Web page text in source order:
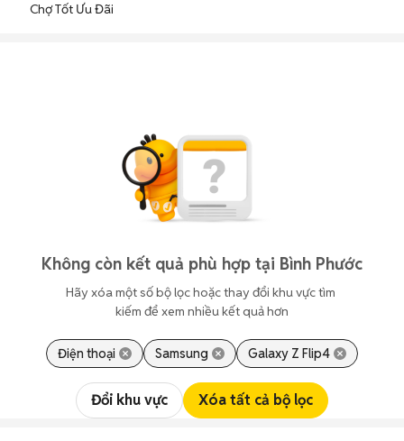
Chợ Tốt Ưu Đãi
Không còn kết quả phù hợp tại Bình Phước
Hãy xóa một số bộ lọc hoặc thay đổi khu vực tìm
kiếm để xem nhiều kết quả hơn
Điện thoại Samsung Galaxy Z Flip4
Đổi khu vực Xóa tất cả bộ lọc